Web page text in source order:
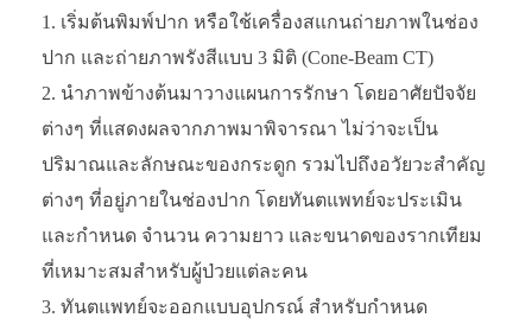
เริ่มต้นพิมพ์ปาก หรือใช้เครื่องสแกนถ่ายภาพในช่อง
ปาก และถ่ายภาพรังสีแบบ 3 มิติ (Cone-Beam CT)
นำภาพข้างต้นมาวางแผนการรักษา โดยอาศัยปัจจัย
ต่างๆ ที่แสดงผลจากภาพมาพิจารณา ไม่ว่าจะเป็น
ปริมาณและลักษณะของกระดูก รวมไปถึงอวัยวะสำคัญ
ต่างๆ ที่อยู่ภายในช่องปาก โดยทันตแพทย์จะประเมิน
และกำหนด จำนวน ความยาว และขนาดของรากเทียม
ที่เหมาะสมสำหรับผู้ป่วยแต่ละคน
ทันตแพทย์จะออกแบบอุปกรณ์ สำหรับกำหนด